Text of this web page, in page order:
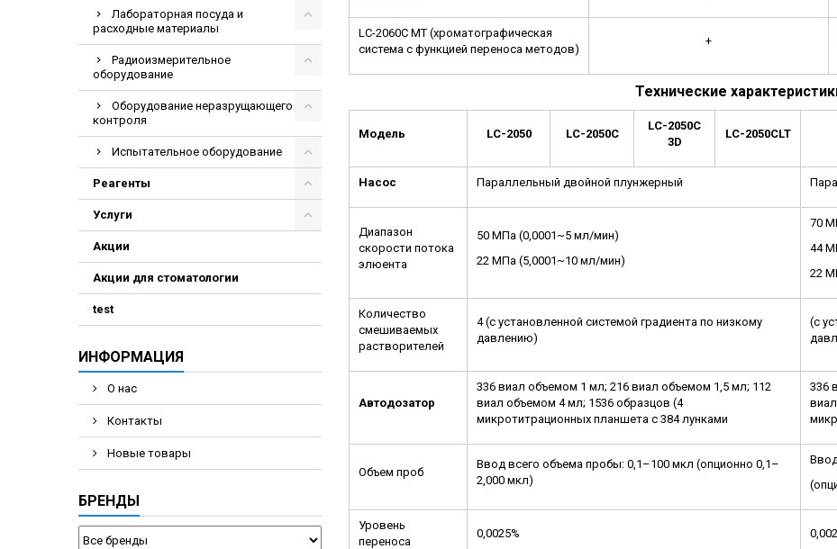
Лабораторная посуда и
расходные материалы
Радиоизмерительное
оборудование
Оборудование неразрущающего
контроля
Испытательное оборудование
Реагенты
Услуги
Акции
Акции для стоматологии
test
ИНФОРМАЦИЯ
О нас
Контакты
Новые товары
БРЕНДЫ
LC-2060C МT (хроматографическая
система с функцией переноса методов)
+
Технические
Модель LC-2050 LC-2050C
LC-2050C
3D
LC-2050CLT
Насос Параллельный двойной плунжерный
Диапазон
скорости потока
элюента
50 МПа (0,0001~5 мл/мин)
22 МПа (5,0001~10 мл/мин)
70
44
22
Количество
смешиваемых
растворителей
4 (с установленной системой градиента по низкому
давлению)
(с
Автодозатор
336 виал объемом 1 мл; 216 виал объемом 1,5 мл; 112
виал объемом 4 мл; 1536 образцов (4
микротитрационных планшета с 384 лунками
336
Объем проб
Ввод всего объема пробы: 0,1–100 мкл (опционно 0,1–
2,000 мкл)
Уровень
переноса
0,0025%